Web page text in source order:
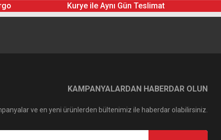
Kurye ile Aynı Gün Teslimat
KAMPANYALARDAN HABERDAR OLUN
ve en yeni ürünlerden bültenimiz ile haberdar olabilirsiniz.